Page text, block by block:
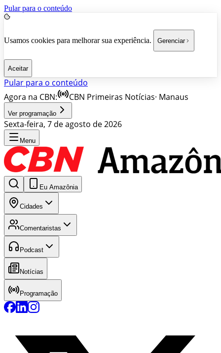
Pular para o conteúdo
Usamos cookies para melhorar sua experiência. Gerenciar
Aceitar
Pular para o conteúdo
Agora na CBN:
CBN Primeiras Notícias· Manaus
Ver programação
Sexta-feira, 7 de agosto de 2026
Menu
Eu Amazônia
Cidades
Comentaristas
Podcast
Notícias
Programação